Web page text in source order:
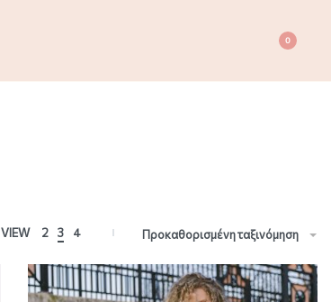
0
VIEW 2 3 4 Προκαθορισμένη ταξινόμηση